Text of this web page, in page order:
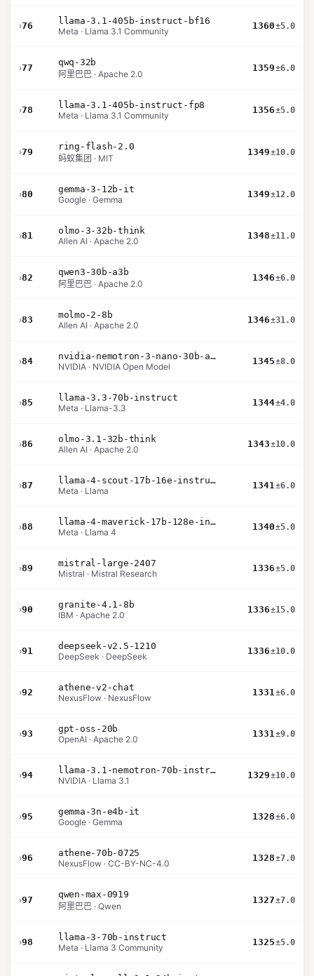
›76
llama-3.1-405b-instruct-bf16
Meta · Llama 3.1 Community
1360±5.0
›77
qwq-32b
阿里巴巴 · Apache 2.0
1359±6.0
›78
llama-3.1-405b-instruct-fp8
Meta · Llama 3.1 Community
1356±5.0
›79
ring-flash-2.0
蚂蚁集团 · MIT
1349±10.0
›80
gemma-3-12b-it
Google · Gemma
1349±12.0
›81
olmo-3-32b-think
Allen AI · Apache 2.0
1348±11.0
›82
qwen3-30b-a3b
阿里巴巴 · Apache 2.0
1346±6.0
›83
molmo-2-8b
Allen AI · Apache 2.0
1346±31.0
›84
nvidia-nemotron-3-nano-30b-a3b-bf16
NVIDIA · NVIDIA Open Model
1345±8.0
›85
llama-3.3-70b-instruct
Meta · Llama-3.3
1344±4.0
›86
olmo-3.1-32b-think
Allen AI · Apache 2.0
1343±10.0
›87
llama-4-scout-17b-16e-instruct
Meta · Llama
1341±6.0
›88
llama-4-maverick-17b-128e-instruct
Meta · Llama 4
1340±5.0
›89
mistral-large-2407
Mistral · Mistral Research
1336±5.0
›90
granite-4.1-8b
IBM · Apache 2.0
1336±15.0
›91
deepseek-v2.5-1210
DeepSeek · DeepSeek
1336±10.0
›92
athene-v2-chat
NexusFlow · NexusFlow
1331±6.0
›93
gpt-oss-20b
OpenAI · Apache 2.0
1331±9.0
›94
llama-3.1-nemotron-70b-instruct
NVIDIA · Llama 3.1
1329±10.0
›95
gemma-3n-e4b-it
Google · Gemma
1328±6.0
›96
athene-70b-0725
NexusFlow · CC-BY-NC-4.0
1328±7.0
›97
qwen-max-0919
阿里巴巴 · Qwen
1327±7.0
›98
llama-3-70b-instruct
Meta · Llama 3 Community
1325±5.0